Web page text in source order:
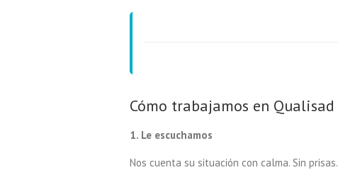
Cómo trabajamos en Qualisad
1. Le escuchamos
Nos cuenta su situación con calma. Sin prisas.